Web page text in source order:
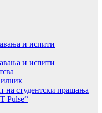
и испити
и испити
на студентски прашања
Pulse“